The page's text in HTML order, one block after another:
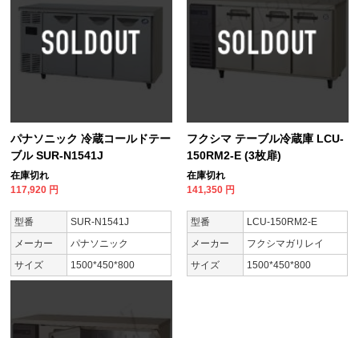
パナソニック 冷蔵コールドテー
ブル SUR-N1541J
在庫切れ
117,920 円
型番
SUR-N1541J
メーカー
パナソニック
サイズ
1500*450*800
フクシマ テーブル冷蔵庫 LCU-
150RM2-E (3枚扉)
在庫切れ
141,350 円
型番
LCU-150RM2-E
メーカー
フクシマガリレイ
サイズ
1500*450*800